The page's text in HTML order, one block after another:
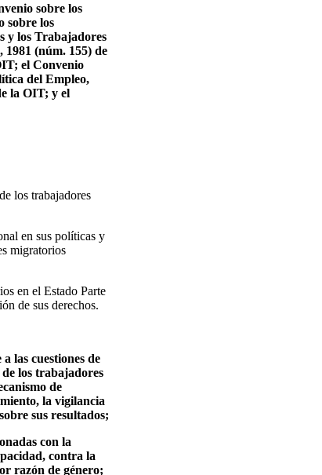
sobre los
sobre los
y los Trabajadores
1981 (núm. 155) de
el Convenio
del Empleo,
la OIT; y el
los trabajadores
en sus políticas y
migratorios
en el Estado Parte
de sus derechos.
las cuestiones de
los trabajadores
de
la vigilancia
sus resultados;
con la
contra la
razón de género;